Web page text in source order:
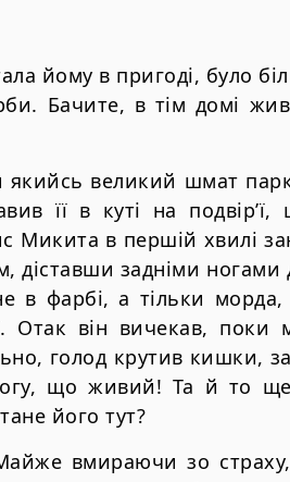
йому в пригодi, було
Бачите, в тiм домi
якийсь великий шмат
її в кутi на подвiр’ї,
Микита в першiй хвилi
дiставши заднiми ногами
в фарбi, а тiльки
Отак вiн вичекав, поки
голод крутив кишки,
що живий! Та й то
його тут?
вмираючи зо